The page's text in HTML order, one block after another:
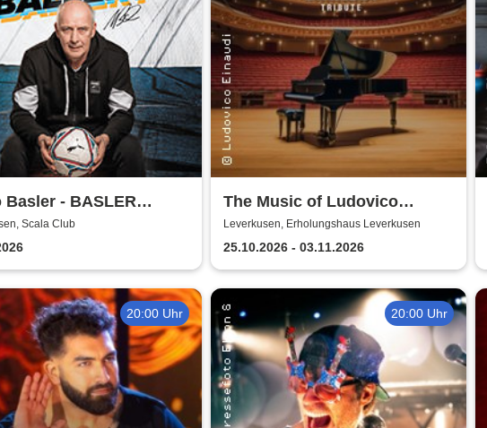
Basler - BASLER
- Best of
Scala Club
The Music of Ludovico
Einaudi: Tribute-
Klavierkonzert - Ludovico
Einaudi Tribute bei
Kerzenschein
Leverkusen, Erholungshaus Leverkusen
25.10.2026 - 03.11.2026
20:00 Uhr 20:00 Uhr